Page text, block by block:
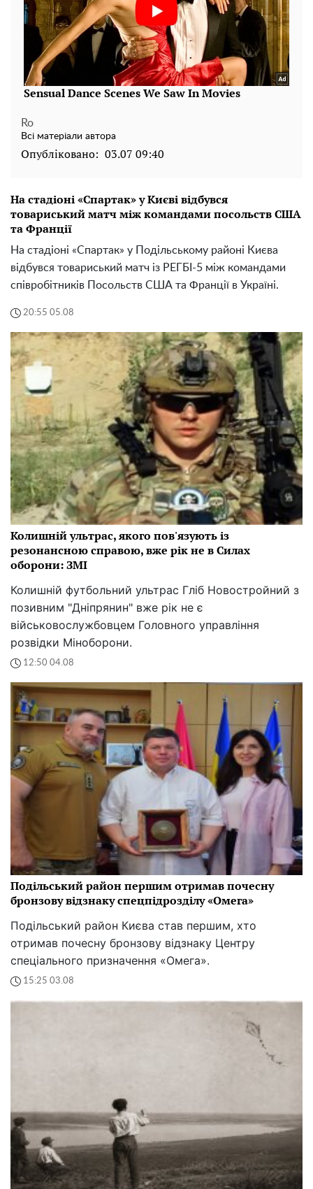
Ro
Всі матеріали автора
Опубліковано: 03.07 09:40
На стадіоні «Спартак» у Києві відбувся
товариський матч між командами посольств США
та Франції
На стадіоні «Спартак» у Подільському районі Києва
відбувся товариський матч із РЕГБІ-5 між командами
співробітників Посольств США та Франції в Україні.
20:55 05.08
Колишній ультрас, якого пов'язують із
резонансною справою, вже рік не в Силах
оборони: ЗМІ
Колишній футбольний ультрас Гліб Новостройний з
позивним "Дніпрянин" вже рік не є
військовослужбовцем Головного управління
розвідки Міноборони.
12:50 04.08
Подільський район першим отримав почесну
бронзову відзнаку спецпідрозділу «Омега»
Подільський район Києва став першим, хто
отримав почесну бронзову відзнаку Центру
спеціального призначення «Омега».
15:25 03.08